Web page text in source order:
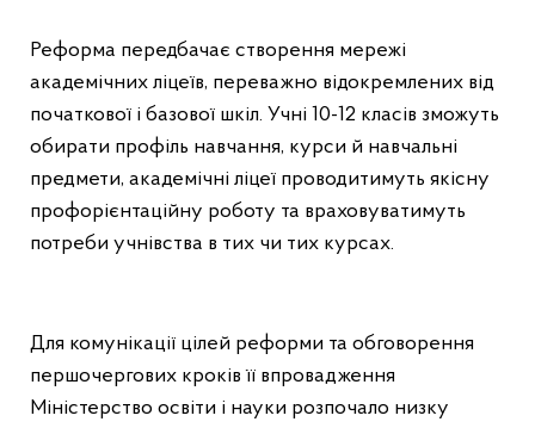
Реформа передбачає створення мережі
академічних ліцеїв, переважно відокремлених від
початкової і базової шкіл. Учні 10-12 класів зможуть
обирати профіль навчання, курси й навчальні
предмети, академічні ліцеї проводитимуть якісну
профорієнтаційну роботу та враховуватимуть
потреби учнівства в тих чи тих курсах.
Для комунікації цілей реформи та обговорення
першочергових кроків її впровадження
Міністерство освіти і науки розпочало низку